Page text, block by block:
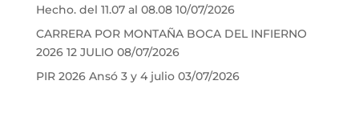
Hecho. del 11.07 al 08.08 10/07/2026
CARRERA POR MONTAÑA BOCA DEL INFIERNO
2026 12 JULIO 08/07/2026
PIR 2026 Ansó 3 y 4 julio 03/07/2026